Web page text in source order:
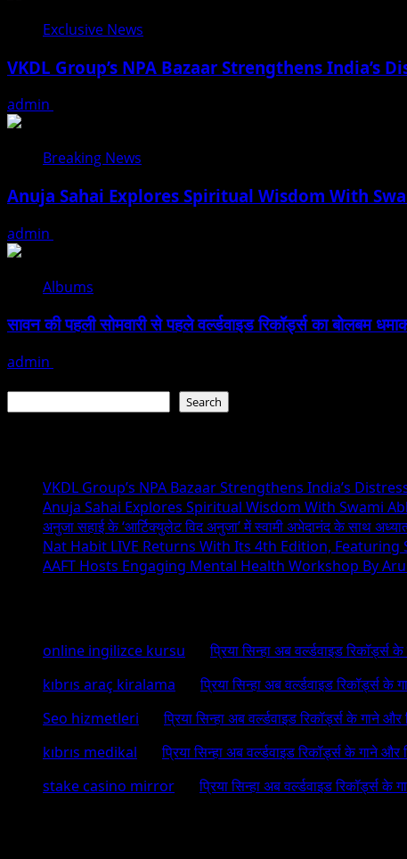
Exclusive News
VKDL Group’s NPA Bazaar Strengthens India’s
admin
Breaking News
Anuja Sahai Explores Spiritual Wisdom With
admin
Albums
सावन की पहली सोमवारी से पहले वर्ल्डवाइड रिकॉर्ड्स का बोलबम
admin
Search
VKDL Group’s NPA Bazaar Strengthens India’s
Anuja Sahai Explores Spiritual Wisdom With Swami
अनुजा सहाई के ‘आर्टिक्युलेट विद अनुजा’ में स्वामी अभेदानंद के साथ
Nat Habit LIVE Returns With Its 4th Edition,
AAFT Hosts Engaging Mental Health Workshop By
online ingilizce kursu onप्रिया सिन्हा अब वर्ल्डवाइड
kıbrıs araç kiralama onप्रिया सिन्हा अब वर्ल्डवाइड रिकॉर्ड्स
Seo hizmetleri onप्रिया सिन्हा अब वर्ल्डवाइड रिकॉर्ड्स के गाने
kıbrıs medikal onप्रिया सिन्हा अब वर्ल्डवाइड रिकॉर्ड्स के गाने
stake casino mirror onप्रिया सिन्हा अब वर्ल्डवाइड रिकॉर्ड्स